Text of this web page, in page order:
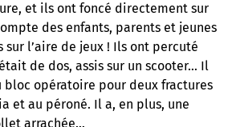
et ils ont foncé directement sur
des enfants, parents et jeunes
l’aire de jeux ! Ils ont percuté
de dos, assis sur un scooter… Il
opératoire pour deux fractures
et au péroné. Il a, en plus, une
arrachée…